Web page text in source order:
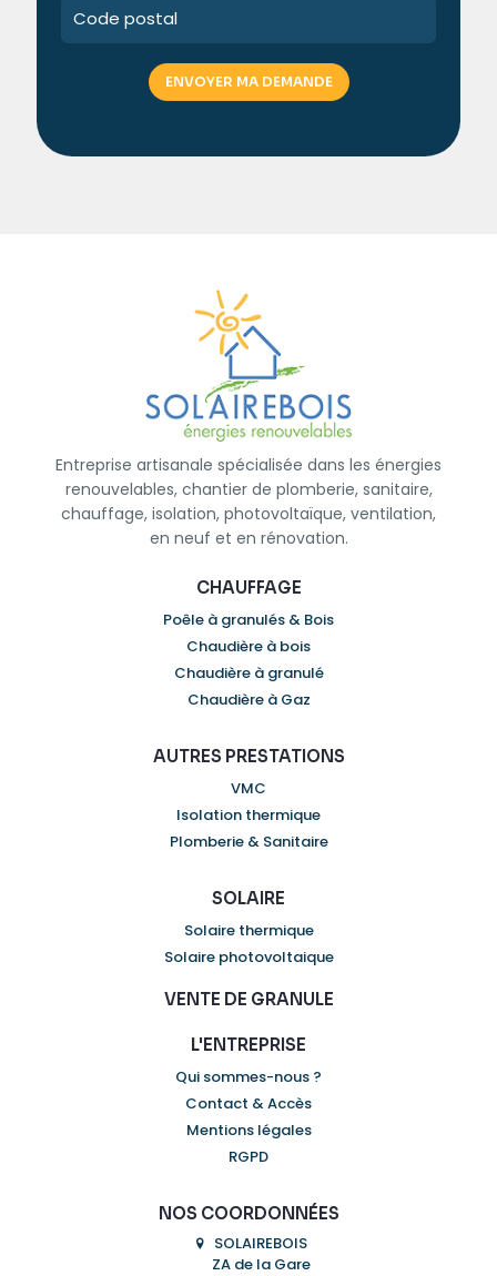
Entreprise artisanale spécialisée dans les énergies
renouvelables, chantier de plomberie, sanitaire,
chauffage, isolation, photovoltaïque, ventilation,
en neuf et en rénovation.
CHAUFFAGE
Poêle à granulés & Bois
Chaudière à bois
Chaudière à granulé
Chaudière à Gaz
AUTRES PRESTATIONS
VMC
Isolation thermique
Plomberie & Sanitaire
SOLAIRE
Solaire thermique
Solaire photovoltaique
VENTE DE GRANULE
L'ENTREPRISE
Qui sommes-nous ?
Contact & Accès
Mentions légales
RGPD
NOS COORDONNÉES
SOLAIREBOIS
ZA de la Gare